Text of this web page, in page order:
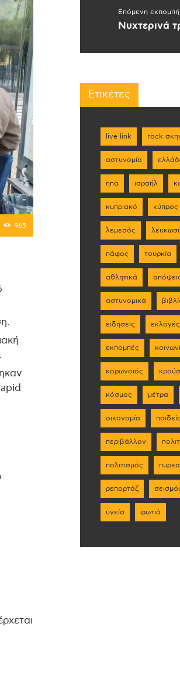
965
Επόμενη εκπομπή:
Νυχτερινά
Ετικέτες
live link rock
αστυνομία
ηπα ισραήλ
κυπριακό κύπρος
λεμεσός
πάφος τουρκία
αθλητικά
αστυνομικά
ειδήσεις εκλογές
εκπομπές
κορωνοϊός
κόσμος μέτρα
οικονομία
περιβάλλον
πολιτισμός
ρεπορτάζ
υγεία φωτιά